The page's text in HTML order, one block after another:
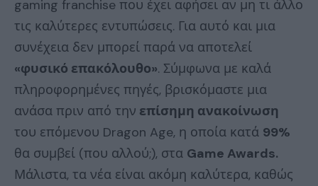
gaming franchise που έχει αφήσει αν μη τι άλλο
τις καλύτερες εντυπώσεις. Για αυτό και μια
συνέχεια δεν μπορεί παρά να αποτελεί
«φυσικό επακόλουθο». Σύμφωνα με καλά
πληροφορημένες πηγές, βρισκόμαστε μια
ανάσα πριν από την επίσημη ανακοίνωση
του επόμενου Dragon Age, η οποία κατά 99%
θα συμβεί (που αλλού;), στα Game Awards.
Μάλιστα, τα νέα είναι ακόμη καλύτερα, καθώς